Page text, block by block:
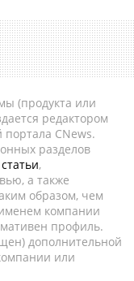
(продукта или
редактором
CNews.
разделов
статьи,
а также
образом, чем
компании
профиль.
дополнительной
или